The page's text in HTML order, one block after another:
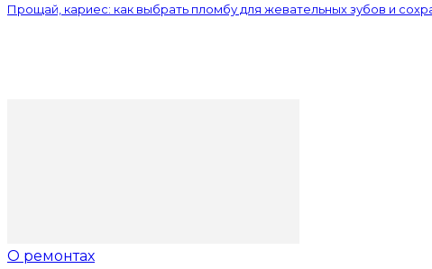
Прощай, кариес: как выбрать пломбу для жевательных зубов и
О ремонтах